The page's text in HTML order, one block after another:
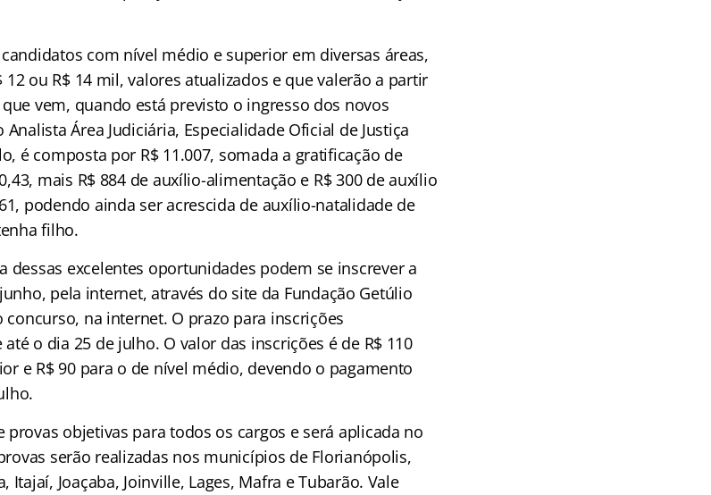
com nível médio e superior em diversas áreas,
12 ou R$ 14 mil, valores atualizados e que valerão a partir
vem, quando está previsto o ingresso dos novos
Área Judiciária, Especialidade Oficial de Justiça
é composta por R$ 11.007, somada a gratificação de
mais R$ 884 de auxílio-alimentação e R$ 300 de auxílio
podendo ainda ser acrescida de auxílio-natalidade de
filho.
dessas excelentes oportunidades podem se inscrever a
pela internet, através do site da Fundação Getúlio
concurso, na internet. O prazo para inscrições
o dia 25 de julho. O valor das inscrições é de R$ 110
e R$ 90 para o de nível médio, devendo o pagamento
objetivas para todos os cargos e será aplicada no
serão realizadas nos municípios de Florianópolis,
Itajaí, Joaçaba, Joinville, Lages, Mafra e Tubarão. Vale